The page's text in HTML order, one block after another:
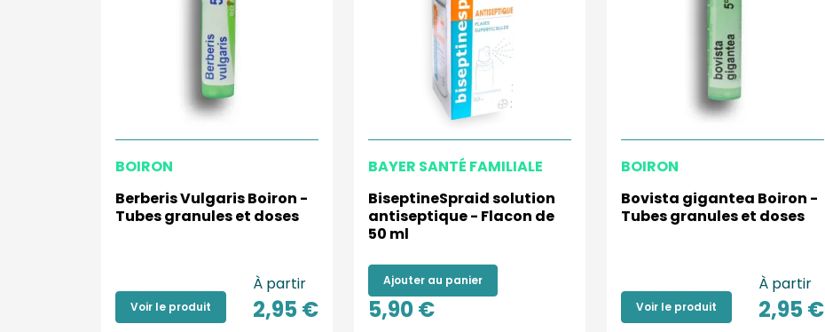
BOIRON
Berberis Vulgaris Boiron -
Tubes granules et doses
Voir le produit
À partir
2,95 €
BAYER SANTÉ FAMILIALE
BiseptineSpraid solution
antiseptique - Flacon de
50 ml
Ajouter au panier
5,90 €
BOIRON
Bovista gigantea Boiron -
Tubes granules et doses
Voir le produit
À partir
2,95 €